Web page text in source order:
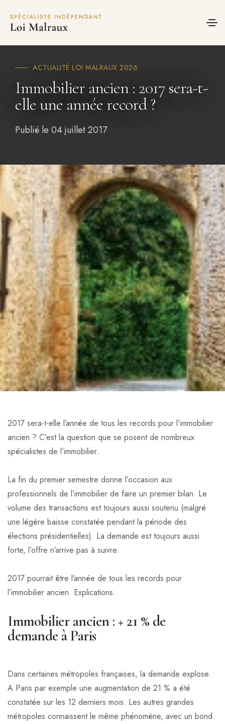
ACTUALITÉ LOI MALRAUX 2026
Immobilier ancien : 2017 sera-t-
elle une année record ?
Publié le 04 juillet 2017
2017 sera-t-elle l’année de tous les records pour l’immobilier
ancien ? C’est la question que se posent de nombreux
spécialistes de l’immobilier.
La fin du premier semestre donne l’occasion aux
professionnels de l’immobilier de faire un premier bilan. Le
volume des transactions est toujours aussi soutenu (malgré
une légère baisse constatée pendant la période des
élections présidentielles). La demande est toujours aussi
forte, l’offre n’arrive pas à suivre.
2017 pourrait être l’année de tous les records pour
l’immobilier ancien. Explications.
Immobilier ancien : + 21 % de
demande à Paris
Dans certaines métropoles françaises, la demande explose.
A Paris par exemple une augmentation de 21 % a été
constatée sur les 12 derniers mois. Les autres grandes
métropoles connaissent le même phénomène, avec un bond